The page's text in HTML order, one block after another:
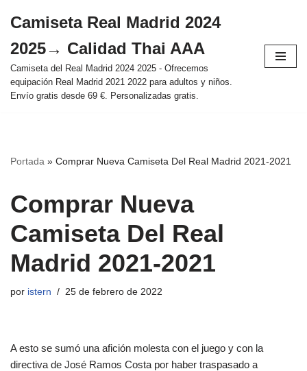
al
contenido
Camiseta Real Madrid 2024
2025→ Calidad Thai AAA
Camiseta del Real Madrid 2024 2025 - Ofrecemos
equipación Real Madrid 2021 2022 para adultos y niños.
Envío gratis desde 69 €. Personalizadas gratis.
Portada » Comprar Nueva Camiseta Del Real Madrid 2021-2021
Comprar Nueva
Camiseta Del Real
Madrid 2021-2021
por istern 25 de febrero de 2022
A esto se sumó una afición molesta con el juego y con la
directiva de José Ramos Costa por haber traspasado a